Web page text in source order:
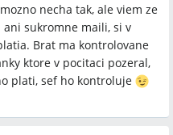
necha tak, ale viem ze
sukromne maili, si v
Brat ma kontrolovane
ktore v pocitaci pozeral,
plati, sef ho kontroluje